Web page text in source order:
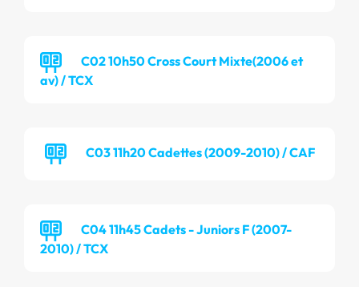
C02 10h50 Cross Court Mixte(2006 et
av) / TCX
C03 11h20 Cadettes (2009-2010) / CAF
C04 11h45 Cadets - Juniors F (2007-
2010) / TCX